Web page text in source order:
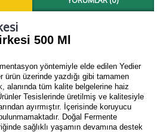
500 Ml
yöntemiyle elde edilen Yedier
ürün üzerinde yazdığı gibi tamamen
alanında tüm kalite belgelerine haiz
Tesislerinde üretilmiş ve kalitesiyle
ayırmıştır. İçerisinde koruyucu
Doğal Fermente
sağlıklı yaşamın devamına destek